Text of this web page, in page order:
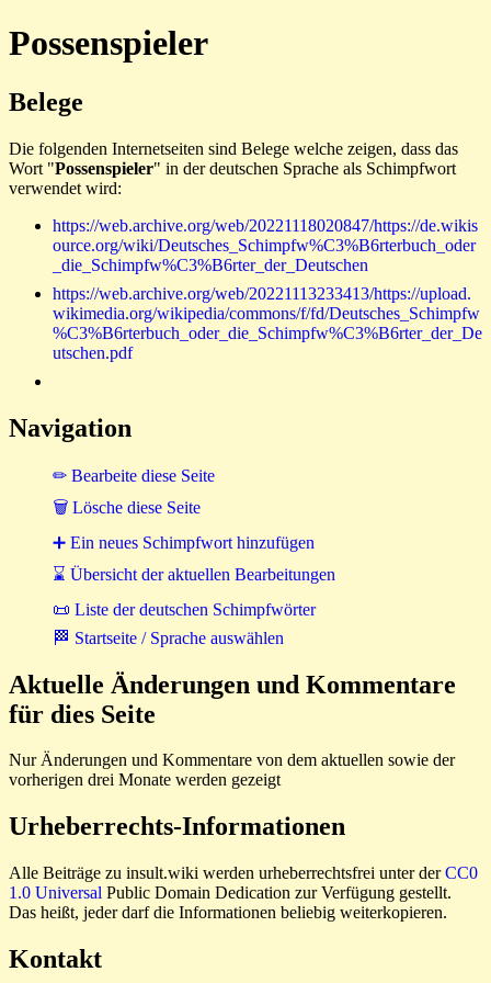
Possenspieler
Belege
Die folgenden Internetseiten sind Belege welche zeigen, dass das
Wort "Possenspieler" in der deutschen Sprache als Schimpfwort
verwendet wird:
https://web.archive.org/web/20221118020847/https://de.wikis
ource.org/wiki/Deutsches_Schimpfw%C3%B6rterbuch_oder
_die_Schimpfw%C3%B6rter_der_Deutschen
https://web.archive.org/web/20221113233413/https://upload.
wikimedia.org/wikipedia/commons/f/fd/Deutsches_Schimpfw
%C3%B6rterbuch_oder_die_Schimpfw%C3%B6rter_der_De
utschen.pdf
Navigation
✏ Bearbeite diese Seite
🗑 Lösche diese Seite
➕ Ein neues Schimpfwort hinzufügen
⌛ Übersicht der aktuellen Bearbeitungen
📜 Liste der deutschen Schimpfwörter
🏁 Startseite / Sprache auswählen
Aktuelle Änderungen und Kommentare
für dies Seite
Nur Änderungen und Kommentare von dem aktuellen sowie der
vorherigen drei Monate werden gezeigt
Urheberrechts-Informationen
Alle Beiträge zu insult.wiki werden urheberrechtsfrei unter derCC0
1.0 Universal Public Domain Dedication zur Verfügung gestellt.
Das heißt, jeder darf die Informationen beliebig weiterkopieren.
Kontakt